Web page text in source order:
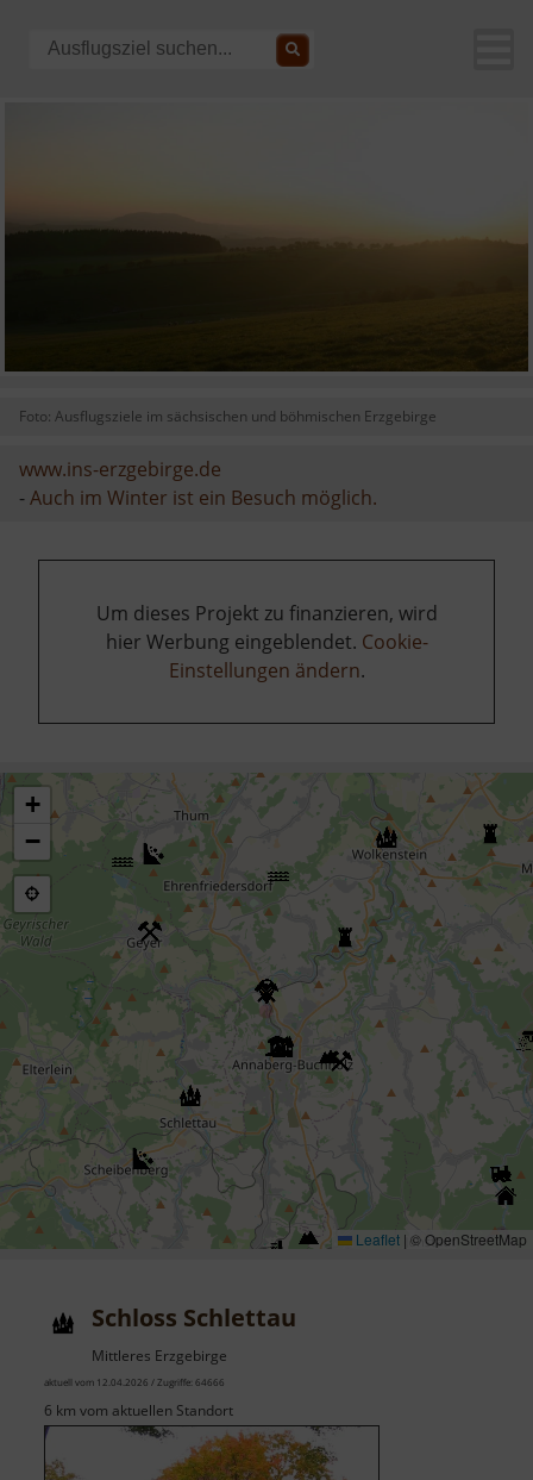
Foto: Ausflugsziele im sächsischen und böhmischen Erzgebirge
www.ins-erzgebirge.de
-Auch im Winter ist ein Besuch möglich.
Um dieses Projekt zu finanzieren, wird
hier Werbung eingeblendet. Cookie-
Einstellungen ändern.
+
−
Leaflet | © OpenStreetMap
Schloss Schlettau
Mittleres Erzgebirge
aktuell vom 12.04.2026 / Zugriffe: 64666
6 km vom aktuellen Standort